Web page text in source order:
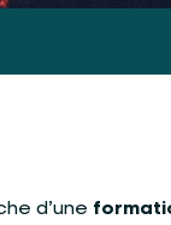
d’une